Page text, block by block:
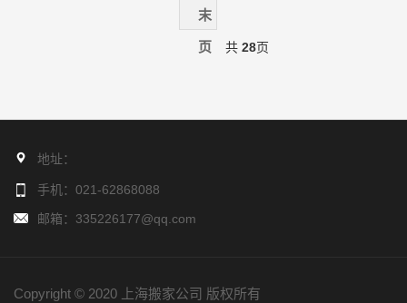
末
页 共 28页
地址：
手机：021-62868088
邮箱：335226177@qq.com
Copyright © 2020 上海搬家公司 版权所有